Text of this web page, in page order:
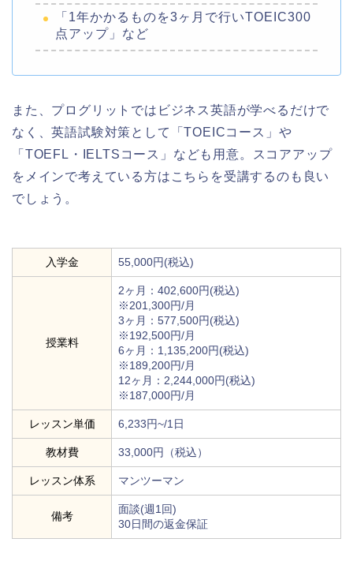
「1年かかるものを3ヶ月で行いTOEIC300
点アップ」など
また、プログリットではビジネス英語が学べるだけで
なく、英語試験対策として「TOEICコース」や
「TOEFL・IELTSコース」なども用意。スコアアップ
をメインで考えている方はこちらを受講するのも良い
でしょう。
入学金 55,000円(税込)
授業料
2ヶ月：402,600円(税込)
※201,300円/月
3ヶ月：577,500円(税込)
※192,500円/月
6ヶ月：1,135,200円(税込)
※189,200円/月
12ヶ月：2,244,000円(税込)
※187,000円/月
レッスン単価 6,233円~/1日
教材費 33,000円（税込）
レッスン体系 マンツーマン
備考
面談(週1回)
30日間の返金保証